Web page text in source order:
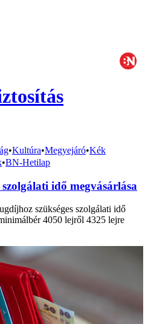
•Kultúra•Megyejáró•Kék
•BN-Hetilap
idő megvásárlása
szükséges szolgálati idő
4050 lejről 4325 lejre